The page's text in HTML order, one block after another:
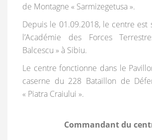
de Montagne « Sarmizegetusa ».
Depuis le 01.09.2018, le centre est
l’Académie des Forces
Balcescu » à Sibiu.
Le centre fonctionne dans le
caserne du 228 Bataillon de
« Piatra Craiului ».
Commandant du